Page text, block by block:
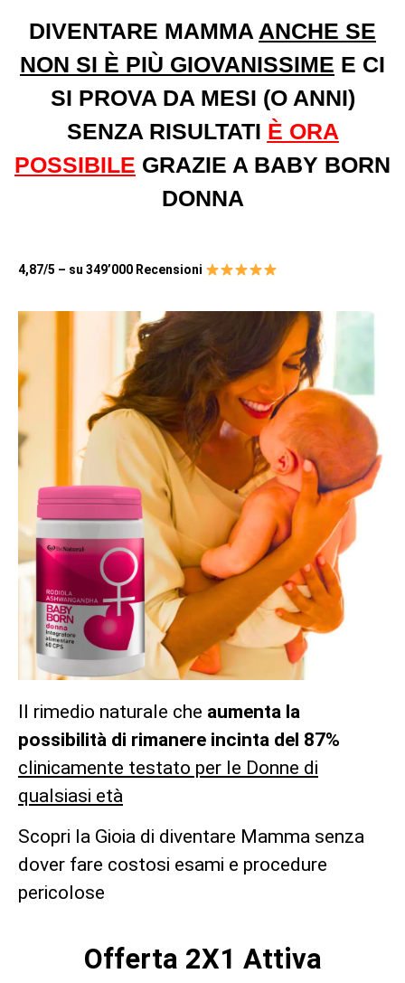
DIVENTARE MAMMA ANCHE SE
NON SI È PIÙ GIOVANISSIME E CI
SI PROVA DA MESI (O ANNI)
SENZA RISULTATI È ORA
POSSIBILE GRAZIE A BABY BORN
DONNA
4,87/5 – su 349’000 Recensioni
Il rimedio naturale che aumenta la
possibilità di rimanere incinta del 87%
clinicamente testato per le Donne di
qualsiasi età
Scopri la Gioia di diventare Mamma senza
dover fare costosi esami e procedure
pericolose
Offerta 2X1 Attiva